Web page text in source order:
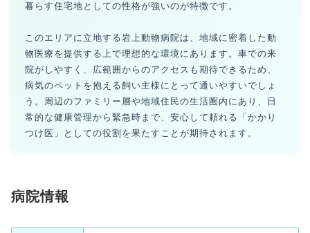
暮らす住宅地としての性格が強いのが特徴です。
このエリアに立地する岩上動物病院は、地域に密着した動
物医療を提供する上で理想的な環境にあります。車での来
院がしやすく、広範囲からのアクセスも期待できるため、
病気のペットを抱える飼い主様にとって通いやすいでしょ
う。周辺のファミリー層や地域住民の生活圏内にあり、日
常的な健康管理から緊急時まで、安心して頼れる「かかり
つけ医」としての役割を果たすことが期待されます。
病院情報